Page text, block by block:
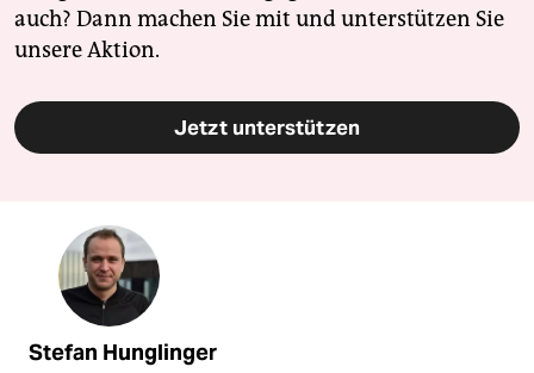
auch? Dann machen Sie mit und unterstützen Sie
unsere Aktion.
Jetzt unterstützen
Stefan Hunglinger